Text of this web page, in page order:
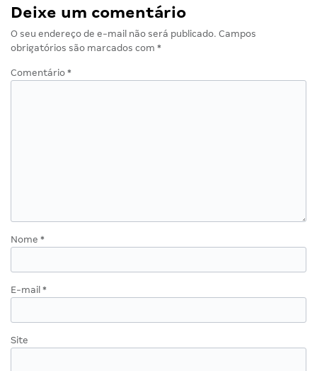
Deixe um comentário
O seu endereço de e-mail não será publicado. Campos
obrigatórios são marcados com *
Comentário *
Nome *
E-mail *
Site